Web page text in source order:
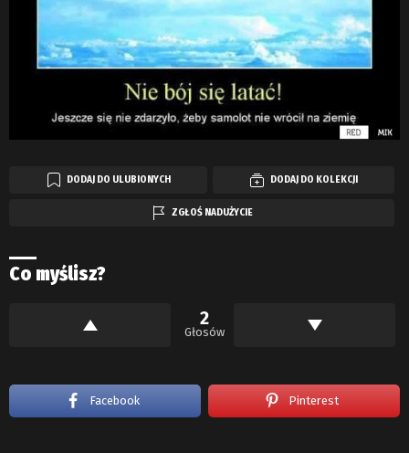
DODAJ DO ULUBIONYCH DODAJ DO KOLEKCJI
ZGŁOŚ NADUŻYCIE
Co myślisz?
2
Głosów
Facebook Pinterest